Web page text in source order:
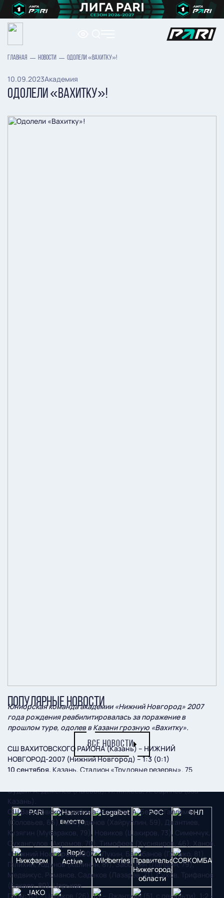
ГЛАВНАЯ НОВОСТИ ОДОЛЕЛИ «ВАХИТКУ»!
10.09.2023Академия
ОДОЛЕЛИ «ВАХИТКУ»!
Юниорская команда академии «Нижний Новгород» 2007
года рождения реабилитировалась за поражение в
прошлом туре, одолев в Казани грозную «Вахитку».
СШ ВАХИТОВСКОГО РАЙОНА (Казань) – НИЖНИЙ
НОВГОРОД-2007 (Нижний Новгород) – 1:3 (0:1)
10 сентября. Казань. Стадион «Трудовые резервы». 75
Судьи:А. Деменев (Лысьва), И. Михеев, А. Зарипов (оба –
Казань).
СШ Вахитовского района:Назаров, А. Белов, Галлямов
(Соловьев, 66), Галяутдинов (Хайруллин, 59), Джантиев,
Кузягин (Мубараков, 79), Новиков (Шакиров, 73), Сименчук,
Сухангулов (Акрамов, 70), Тимофеев (Хусняиров, 46), Ханов.
«Нижний Новгород-2007»: Лукин, Барабанов (Грушко, 81),
Галихин, Годунов (Калинин, 81), Заботкин (Лапшин, 79),
Медвикус, Романов, Садеков (Лазарев, 71), Сухов, Трифанов
(Бакаев, 80), Царьков.
Голы:0:1 – Царьков (26), 1:1 – Джантиев (51, с пенальти), 1:2 –
ПОПУЛЯРНЫЕ НОВОСТИ
ВСЕ НОВОСТИ